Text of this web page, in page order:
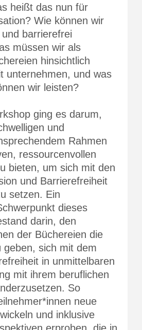
heißt das nun für
Wie können wir
barrierefrei
müssen wir als
hinsichtlich
unternehmen, und was
wir leisten?
ging es darum,
und
Rahmen
ressourcenvollen
bieten, um sich mit den
und Barrierefreiheit
setzen. Ein
dieses
darin, den
der Büchereien die
geben, sich mit dem
in unmittelbaren
mit ihrem beruflichen
So
neue
und inklusive